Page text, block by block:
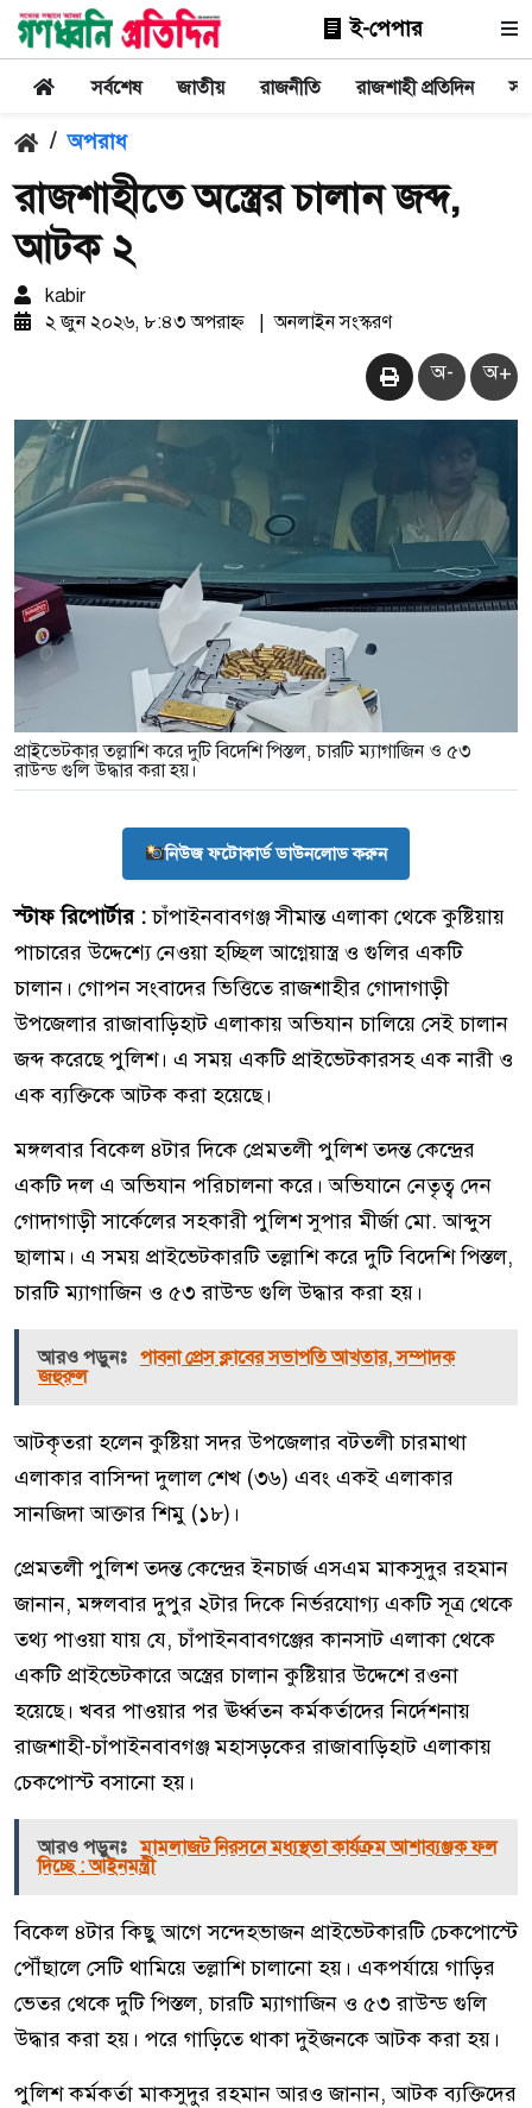
ই-পেপার
সর্বশেষ জাতীয় রাজনীতি রাজশাহী প্রতিদিন
/ অপরাধ
রাজশাহীতে অস্ত্রের চালান জব্দ,
আটক ২
kabir
২ জুন ২০২৬, ৮:৪৩ অপরাহ্ন
| অনলাইন সংস্করণ
অ- অ+
প্রাইভেটকার তল্লাশি করে দুটি বিদেশি পিস্তল, চারটি ম্যাগাজিন ও ৫৩
রাউন্ড গুলি উদ্ধার করা হয়।
নিউজ ফটোকার্ড ডাউনলোড করুন
স্টাফ রিপোর্টার :চাঁপাইনবাবগঞ্জ সীমান্ত এলাকা থেকে কুষ্টিয়ায়
পাচারের উদ্দেশ্যে নেওয়া হচ্ছিল আগ্নেয়াস্ত্র ও গুলির একটি
চালান। গোপন সংবাদের ভিত্তিতে রাজশাহীর গোদাগাড়ী
উপজেলার রাজাবাড়িহাট এলাকায় অভিযান চালিয়ে সেই চালান
জব্দ করেছে পুলিশ। এ সময় একটি প্রাইভেটকারসহ এক নারী ও
এক ব্যক্তিকে আটক করা হয়েছে।
মঙ্গলবার বিকেল ৪টার দিকে প্রেমতলী পুলিশ তদন্ত কেন্দ্রের
একটি দল এ অভিযান পরিচালনা করে। অভিযানে নেতৃত্ব দেন
গোদাগাড়ী সার্কেলের সহকারী পুলিশ সুপার মীর্জা মো. আব্দুস
ছালাম। এ সময় প্রাইভেটকারটি তল্লাশি করে দুটি বিদেশি পিস্তল,
চারটি ম্যাগাজিন ও ৫৩ রাউন্ড গুলি উদ্ধার করা হয়।
আরও পড়ুনঃ পাবনা প্রেস ক্লাবের সভাপতি আখতার, সম্পাদক
জহুরুল
আটকৃতরা হলেন কুষ্টিয়া সদর উপজেলার বটতলী চারমাথা
এলাকার বাসিন্দা দুলাল শেখ (৩৬) এবং একই এলাকার
সানজিদা আক্তার শিমু (১৮)।
প্রেমতলী পুলিশ তদন্ত কেন্দ্রের ইনচার্জ এসএম মাকসুদুর রহমান
জানান, মঙ্গলবার দুপুর ২টার দিকে নির্ভরযোগ্য একটি সূত্র থেকে
তথ্য পাওয়া যায় যে, চাঁপাইনবাবগঞ্জের কানসাট এলাকা থেকে
একটি প্রাইভেটকারে অস্ত্রের চালান কুষ্টিয়ার উদ্দেশে রওনা
হয়েছে। খবর পাওয়ার পর ঊর্ধ্বতন কর্মকর্তাদের নির্দেশনায়
রাজশাহী-চাঁপাইনবাবগঞ্জ মহাসড়কের রাজাবাড়িহাট এলাকায়
চেকপোস্ট বসানো হয়।
আরও পড়ুনঃ মামলাজট নিরসনে মধ্যস্থতা কার্যক্রম আশাব্যঞ্জক ফল
দিচ্ছে : আইনমন্ত্রী
বিকেল ৪টার কিছু আগে সন্দেহভাজন প্রাইভেটকারটি চেকপোস্টে
পৌঁছালে সেটি থামিয়ে তল্লাশি চালানো হয়। একপর্যায়ে গাড়ির
ভেতর থেকে দুটি পিস্তল, চারটি ম্যাগাজিন ও ৫৩ রাউন্ড গুলি
উদ্ধার করা হয়। পরে গাড়িতে থাকা দুইজনকে আটক করা হয়।
পুলিশ কর্মকর্তা মাকসুদুর রহমান আরও জানান, আটক ব্যক্তিদের